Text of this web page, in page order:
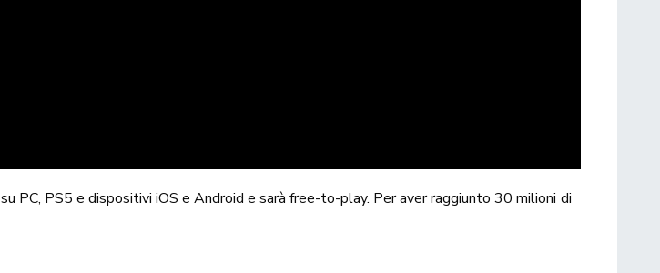
su PC, PS5 e dispositivi iOS e Android e sarà free-to-play. Per aver raggiunto 30 milioni di